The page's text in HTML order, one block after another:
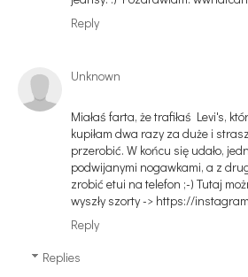
Reply
Unknown
Miałaś farta, że trafiłaś Levi's,
kupiłam dwa razy za duże i
przerobić. W końcu się udało,
podwijanymi nogawkami, a z
zrobić etui na telefon ;-) Tutaj
wyszły szorty -> https://
Reply
Replies